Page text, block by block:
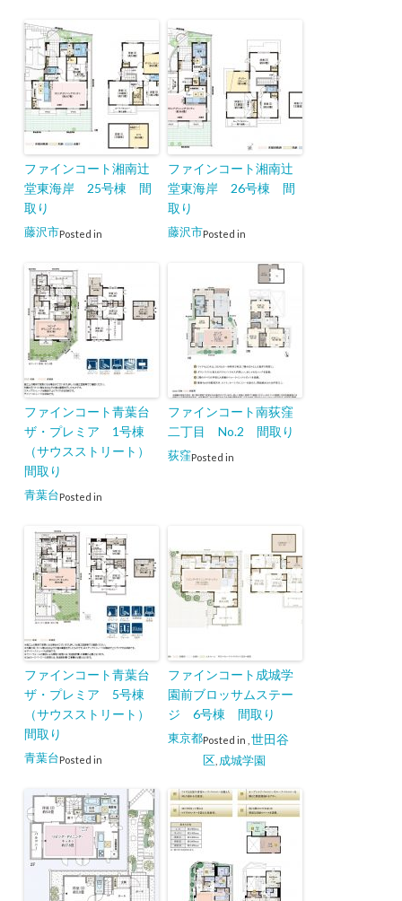
ファインコート湘南辻
堂東海岸 25号棟 間
取り
Posted in
藤沢市
ファインコート湘南辻
堂東海岸 26号棟 間
取り
Posted in
藤沢市
ファインコート青葉台
ザ・プレミア 1号棟
（サウスストリート）
間取り
Posted in
青葉台
ファインコート南荻窪
二丁目 No.2 間取り
Posted in
荻窪
ファインコート青葉台
ザ・プレミア 5号棟
（サウスストリート）
間取り
Posted in
青葉台
ファインコート成城学
園前ブロッサムステー
ジ 6号棟 間取り
Posted in
東京都
世田谷
区 成城学園